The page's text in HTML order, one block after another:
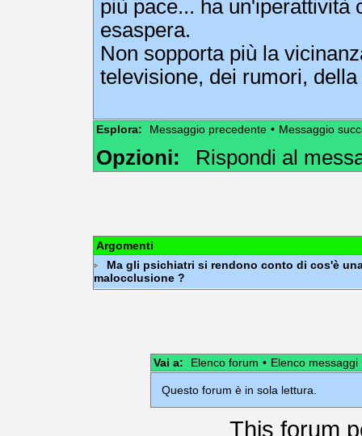
più pace... ha un'iperattività
esaspera.
Non sopporta più la
televisione, dei rumori,
Esplora: Messaggio precedente • Messaggio
Opzioni: Rispondi al
Argomenti
Ma gli psichiatri si rendono conto di cos'è
malocclusione ?
Vai a: Elenco forum • Elenco messaggi
Questo forum è in sola lettura.
This forum